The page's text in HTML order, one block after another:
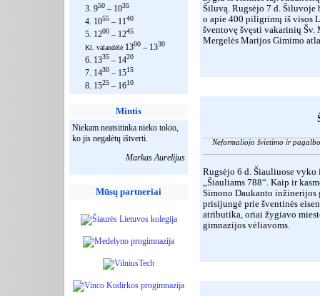
3. 950 – 1035
4. 1055 – 1140
5. 1200 – 1245
Kl. valandėlė 1300 – 1330
6. 1335 – 1420
7. 1430 – 1515
8. 1525 – 1610
Mintis
Niekam neatsitinka nieko tokio,
ko jis negalėtų ištverti.
Markas Aurelijus
Mūsų partneriai
Šiluvą. Rugsėjo 7 d.
o apie 400 piligrimų iš visos
šventovę švęsti vakarinių
Mergelės Marijos Gimimo
Neformaliojo švietimo ir
Rugsėjo 6 d. Šiauliuose
„Šiauliams 788“. Kaip ir
Simono Daukanto
prisijungė prie šventinės
atributika, oriai žygiavo
gimnazijos vėliavoms.